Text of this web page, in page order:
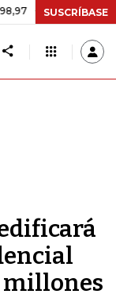
8.753,81 +2,19%
SUSCRÍBASE
millones